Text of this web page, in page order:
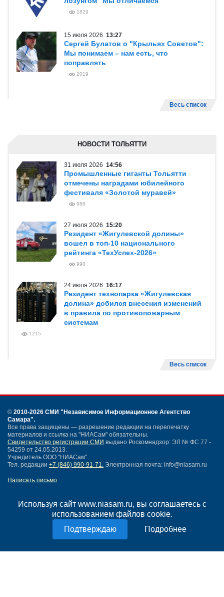
Используя сайт www.niasam.ru, вы соглашаетесь с
использованием файлов cookie.
Подробнее
1829
15 июля 2026 13:27
Сергей Булатов о "Крыльях Советов":
Мы понимаем – нам есть, что
поправлять
2019
Весь список
НОВОСТИ ТОЛЬЯТТИ
31 июля 2026 14:56
Промышленные гиганты Тольятти
отмечены наградами юбилейного
фестиваля «Золотой муравей»
988
27 июля 2026 15:20
Резидент «Жигулевской долины»
вошел в топ-10 национального
рейтинга «ТехУспех-2026»
990
24 июля 2026 16:17
Резидент технопарка «Жигулевская
долина» добился внесения изменений
в правила по противопожарным
системам
1215
Весь список
© 2010-2026 СМИ "Независимое Информационное Агентство
Самара".
Все права защищены — разрешение редакции на перепечатку
материалов и ссылка на "НИАСам" обязательны.
Свидетельство регистрации СМИ выдано Роскомнадзор: ЭЛ № ФС 77 -
54259 от 24.05.2013.
Учредитель ООО "НИАСам".
Тел. редакции +7 (846) 990-91-71. Электронная почта: info@niasam.ru
Написать письмо
Нашли ошибку?
Политика конфиденциальности
Согласие на обработку персональных данных